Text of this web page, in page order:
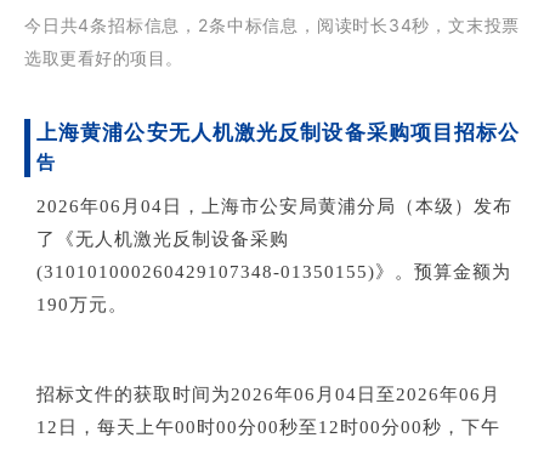
今日共4条招标信息，2条中标信息，阅读时长34秒，文末投票
选取更看好的项目。
上海黄浦公安无人机激光反制设备采购项目招标公
告
2026年06月04日，上海市公安局黄浦分局（本级）发布
了《无人机激光反制设备采购
(310101000260429107348-01350155)》。预算金额为
190万元。
招标文件的获取时间为2026年06月04日至2026年06月
12日，每天上午00时00分00秒至12时00分00秒，下午